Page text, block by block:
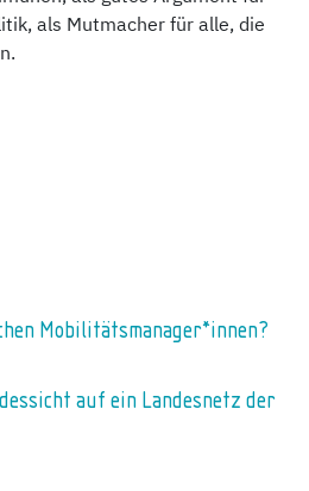
als Mutmacher für alle, die
Mobilitätsmanager*innen?
auf ein Landesnetz der